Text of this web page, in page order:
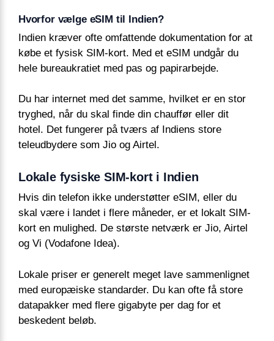
Hvorfor vælge eSIM til Indien?
Indien kræver ofte omfattende dokumentation for at
købe et fysisk SIM-kort. Med et eSIM undgår du
hele bureaukratiet med pas og papirarbejde.
Du har internet med det samme, hvilket er en stor
tryghed, når du skal finde din chauffør eller dit
hotel. Det fungerer på tværs af Indiens store
teleudbydere som Jio og Airtel.
Lokale fysiske SIM-kort i Indien
Hvis din telefon ikke understøtter eSIM, eller du
skal være i landet i flere måneder, er et lokalt SIM-
kort en mulighed. De største netværk er Jio, Airtel
og Vi (Vodafone Idea).
Lokale priser er generelt meget lave sammenlignet
med europæiske standarder. Du kan ofte få store
datapakker med flere gigabyte per dag for et
beskedent beløb.